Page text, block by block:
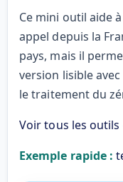
Ce mini outil aide
appel depuis la
pays, mais il
version lisible
le traitement du
Voir tous les
Exemple rapide :